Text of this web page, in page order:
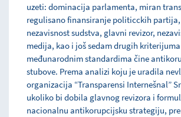
uzeti: dominacija parlamenta, miran
regulisano finansiranje politicckih
nezavisnost sudstva, glavni revizor,
medija, kao i još sedam drugih
međunarodnim standardima čine
stubove. Prema analizi koju je uradila
organizacija “Transparensi Internešnal”
ukoliko bi dobila glavnog revizora i
nacionalnu antikorupcijsku strategiju,